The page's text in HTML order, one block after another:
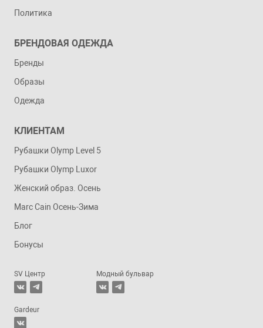
Политика
БРЕНДОВАЯ ОДЕЖДА
Бренды
Образы
Одежда
КЛИЕНТАМ
Рубашки Olymp Level 5
Рубашки Olymp Luxor
Женский образ. Осень
Marc Cain Осень-Зима
Блог
Бонусы
SV Центр Модный бульвар
Gardeur